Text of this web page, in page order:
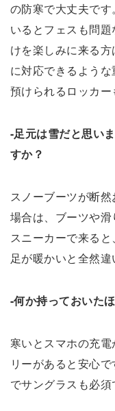
の防寒で大丈夫で
いるとフェスも問
けを楽しみに来る
に対応できるよう
預けられるロッカー
-足元は雪だと思い
すか？
スノーブーツが断
場合は、ブーツや滑
スニーカーで来ると
足が暖かいと全然違
-何か持っておいた
寒いとスマホの充
リーがあると安心
でサングラスも必須